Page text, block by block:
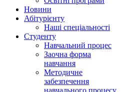
Hовини
Абітурієнту
Наші спеціальності
Студенту
Навчальний процес
Заочна форма
навчання
Методичне
забезпечення
навчального процесу